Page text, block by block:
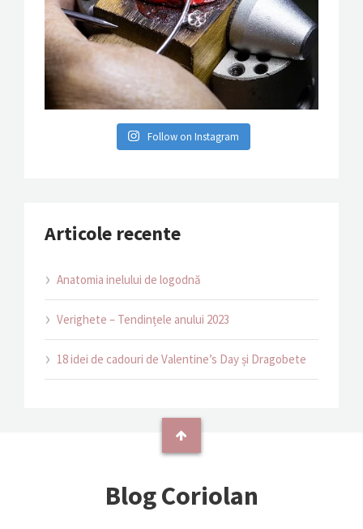
Follow on Instagram
Articole recente
Anatomia inelului de logodnă
Verighete – Tendințele anului 2023
18 idei de cadouri de Valentine’s Day și Dragobete
Blog Coriolan